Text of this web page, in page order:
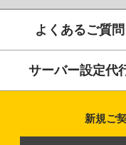
よくあるご質問
サーバー設定代
新規ご